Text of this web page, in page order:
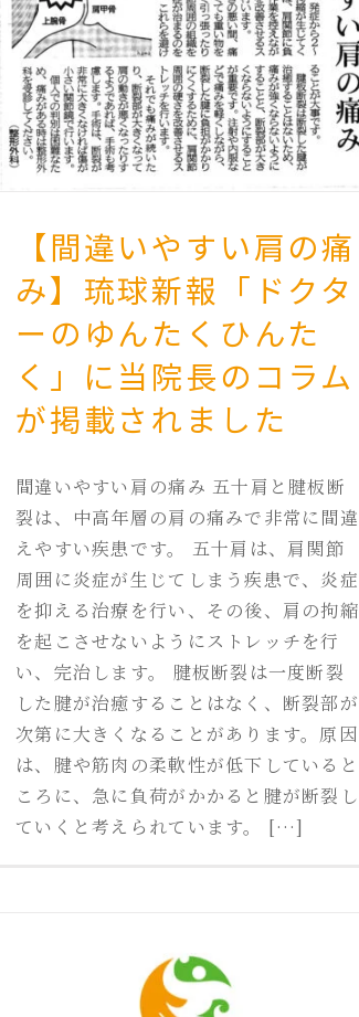
【間違いやすい肩の痛
み】琉球新報「ドクタ
ーのゆんたくひんた
く」に当院長のコラム
が掲載されました
間違いやすい肩の痛み 五十肩と腱板断
裂は、中高年層の肩の痛みで非常に間違
えやすい疾患です。 五十肩は、肩関節
周囲に炎症が生じてしまう疾患で、炎症
を抑える治療を行い、その後、肩の拘縮
を起こさせないようにストレッチを行
い、完治します。 腱板断裂は一度断裂
した腱が治癒することはなく、断裂部が
次第に大きくなることがあります。原因
は、腱や筋肉の柔軟性が低下していると
ころに、急に負荷がかかると腱が断裂し
ていくと考えられています。 […]